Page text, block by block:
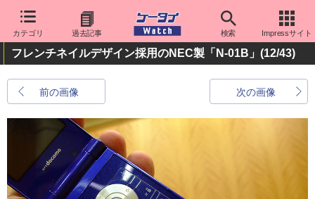
カテゴリ 過去記事 検索 Impressサイト
フレンチネイルデザイン採用のNEC製「N-01B」 (12/43)
前の画像 次の画像